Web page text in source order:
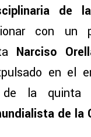
de
con un
Narciso
en el
de la quinta
de la